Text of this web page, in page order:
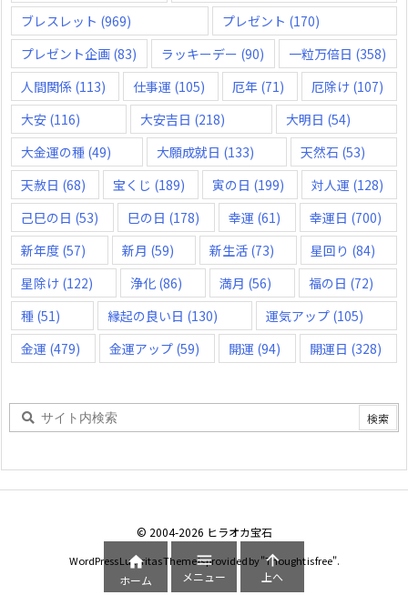
ブレスレット (969) プレゼント (170)
プレゼント企画 (83) ラッキーデー (90) 一粒万倍日 (358)
人間関係 (113) 仕事運 (105) 厄年 (71) 厄除け (107)
大安 (116) 大安吉日 (218) 大明日 (54)
大金運の種 (49) 大願成就日 (133) 天然石 (53)
天赦日 (68) 宝くじ (189) 寅の日 (199) 対人運 (128)
己巳の日 (53) 巳の日 (178) 幸運 (61) 幸運日 (700)
新年度 (57) 新月 (59) 新生活 (73) 星回り (84)
星除け (122) 浄化 (86) 満月 (56) 福の日 (72)
種 (51) 縁起の良い日 (130) 運気アップ(105)
金運 (479) 金運アップ (59) 開運 (94) 開運日 (328)
© 2004-2026 ヒラオカ宝石
WordPress Luxeritas Theme is provided by "Thought is free".

ホーム

メニュー

上へ